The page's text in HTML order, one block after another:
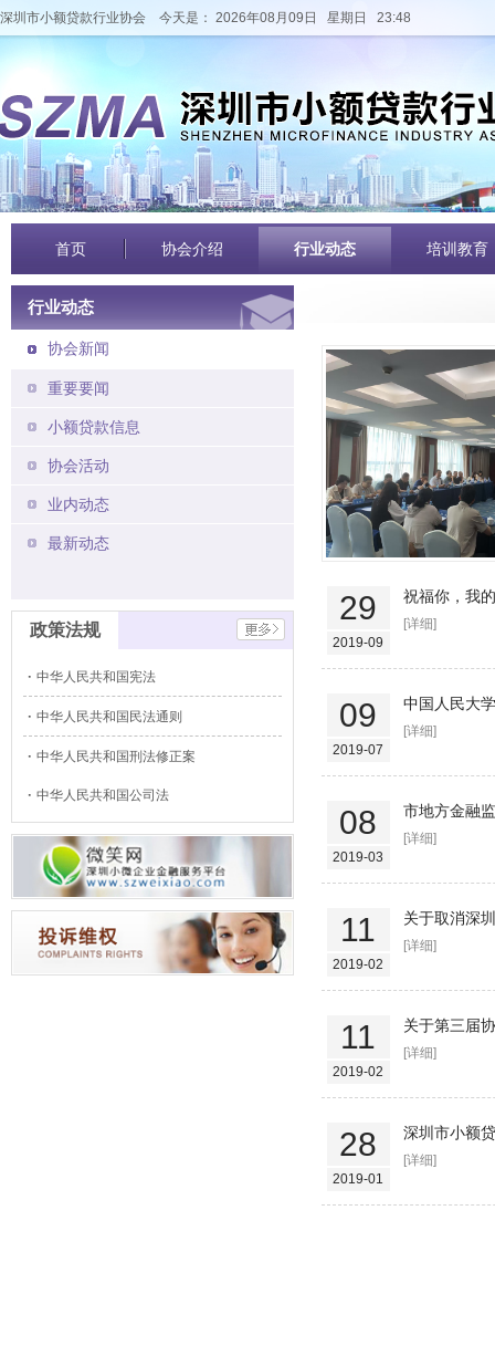
深圳市小额贷款行业协会 今天是： 2026年08月09日 星期日 23:48
首页 协会介绍 行业动态 培训教育
行业动态
协会新闻
重要要闻
小额贷款信息
协会活动
业内动态
最新动态
政策法规
中华人民共和国宪法
中华人民共和国民法通则
中华人民共和国刑法修正案
中华人民共和国公司法
29
2019-09
祝福你，我
[详细]
09
2019-07
中国人民大
[详细]
08
2019-03
市地方金融
[详细]
11
2019-02
关于取消深
[详细]
11
2019-02
关于第三届
[详细]
28
2019-01
深圳市小额
[详细]